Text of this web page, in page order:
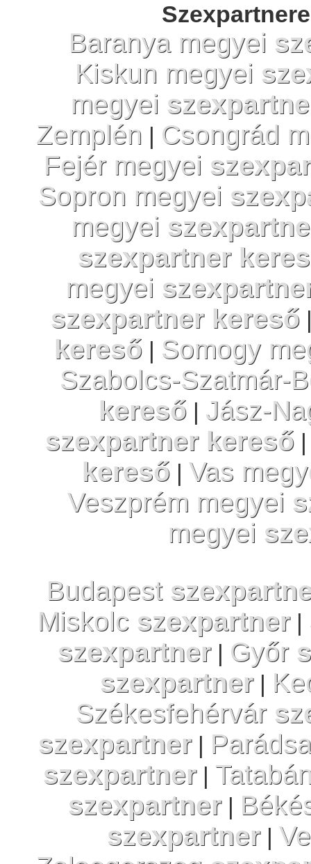
Baranya megyei
Kiskun megyei
megyei
Zemplén | Csongrád
Fejér megyei
Sopron megyei
megyei
szexpartner
megyei
szexpartner kereső
kereső | Somogy
Szabolcs-Szatmár-
kereső | Jász-
szexpartner kereső |
kereső | Vas
Veszprém megyei
megyei
Budapest
Miskolc szexpartner|
szexpartner| Győr
szexpartner|
Székesfehérvár
szexpartner|
szexpartner|
szexpartner|
szexpartner|